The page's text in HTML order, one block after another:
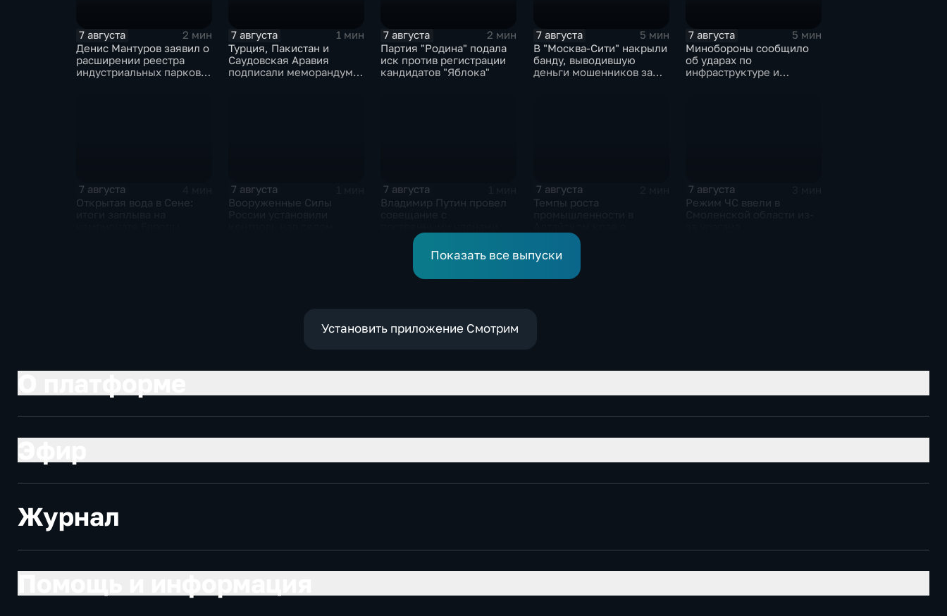
7 августа
2 мин
Денис Мантуров заявил о
расширении реестра
индустриальных парков в
7 августа
1 мин
Турция, Пакистан и
Саудовская Аравия
подписали меморандум о
7 августа
2 мин
Партия "Родина" подала
иск против регистрации
кандидатов "Яблока"
7 августа
5 мин
В "Москва‑Сити" накрыли
банду, выводившую
деньги мошенников за
7 августа
5 мин
Минобороны сообщило
об ударах по
инфраструктуре и
7 августа
Открытая вода в Сене:
7 августа
Вооруженные Силы
7 августа
Владимир Путин провел
Совета безопасности
7 августа
Темпы роста
нынешнем году уже выше
среднего
7 августа
Режим ЧС ввели в
Показать все выпуски
Установить приложение Смотрим
Журнал